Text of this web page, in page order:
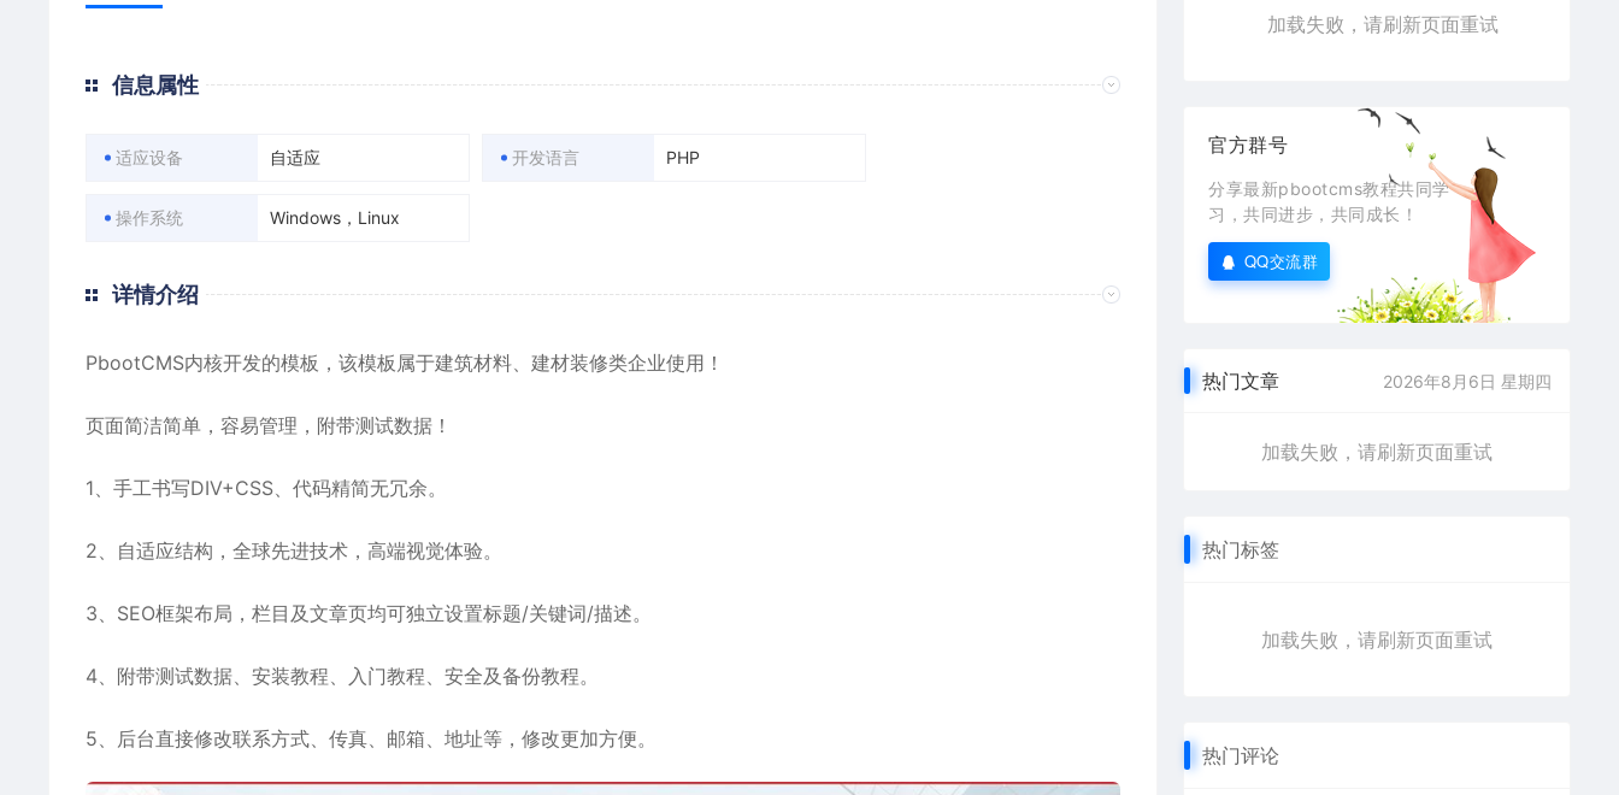
信息属性
适应设备 自适应 开发语言 PHP
操作系统 Windows，Linux
详情介绍
PbootCMS内核开发的模板，该模板属于建筑材料、 建材装修类企业使用！
页面简洁简单，容易管理，附带测试数据！
1、手工书写DIV+CSS、代码精简无冗余。
2、自适应结构，全球先进技术，高端视觉体验。
3、SEO框架布局，栏目及文章页均可独立设置标题/关键词/描述。
4、附带测试数据、安装教程、入门教程、安全及备份教程。
5、后台直接修改联系方式、传真、邮箱、地址等，修改更加方便。
加载失败，请刷新页面重试
官方群号
分享最新pbootcms教程共同学
习，共同进步，共同成长！
QQ交流群
热门文章 2026年8月6日 星期四
加载失败，请刷新页面重试
热门标签
加载失败，请刷新页面重试
热门评论